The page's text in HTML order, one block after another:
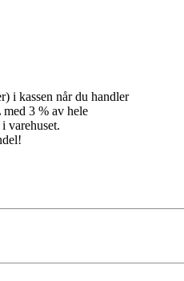
i kassen når du handler
3 % av hele
varehuset.